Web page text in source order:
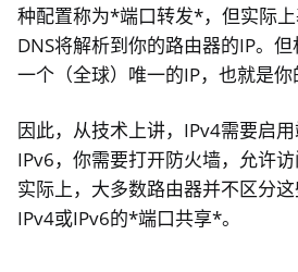
navigation of 技术文件
种配置称为*端口转发*，但实际上
DNS将解析到你的路由器的IP。
一个（全球）唯一的IP，也就是你
因此，从技术上讲，IPv4需要启
IPv6，你需要打开防火墙，允许
实际上，大多数路由器并不区分
IPv4或IPv6的*端口共享*。